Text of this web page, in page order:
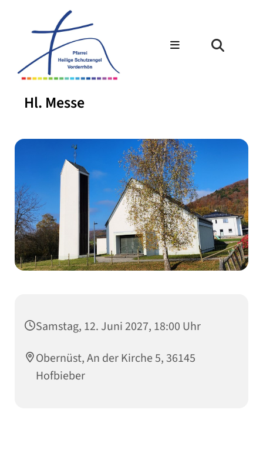
Hl. Messe
Samstag, 12. Juni 2027, 18:00 Uhr
Obernüst, An der Kirche 5, 36145
Hofbieber